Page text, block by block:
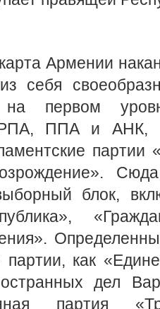
Армении
себя
на первом
РПА, ППА и АНК,
партии
блок,
как
дел
партия